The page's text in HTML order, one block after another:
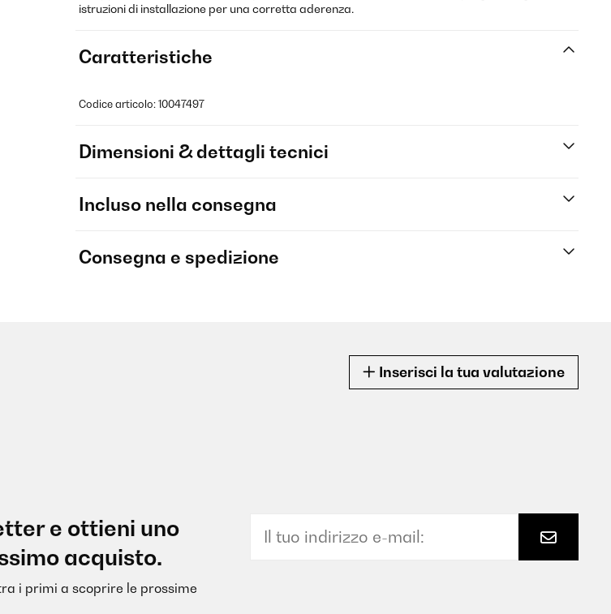
istruzioni di installazione per una corretta aderenza.
Caratteristiche
Codice articolo: 10047497
Dimensioni & dettagli tecnici
Incluso nella consegna
Consegna e spedizione
Inserisci la tua valutazione
e ottieni uno
acquisto.
i primi a scoprire le prossime